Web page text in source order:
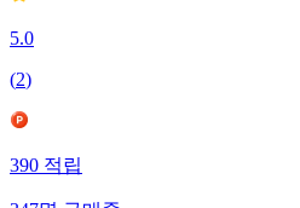
5.0
(2)
390적립